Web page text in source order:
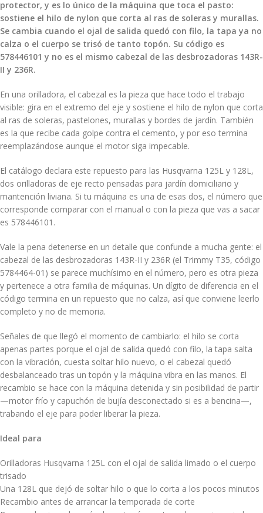
protector, y es lo único de la máquina que toca el pasto:
sostiene el hilo de nylon que corta al ras de soleras y murallas.
Se cambia cuando el ojal de salida quedó con filo, la tapa ya no
calza o el cuerpo se trisó de tanto topón. Su código es
578446101 y no es el mismo cabezal de las desbrozadoras 143R-
II y 236R.
En una orilladora, el cabezal es la pieza que hace todo el trabajo
visible: gira en el extremo del eje y sostiene el hilo de nylon que corta
al ras de soleras, pastelones, murallas y bordes de jardín. También
es la que recibe cada golpe contra el cemento, y por eso termina
reemplazándose aunque el motor siga impecable.
El catálogo declara este repuesto para las Husqvarna 125L y 128L,
dos orilladoras de eje recto pensadas para jardín domiciliario y
mantención liviana. Si tu máquina es una de esas dos, el número que
corresponde comparar con el manual o con la pieza que vas a sacar
es 578446101.
Vale la pena detenerse en un detalle que confunde a mucha gente: el
cabezal de las desbrozadoras 143R-II y 236R (el Trimmy T35, código
5784464-01) se parece muchísimo en el número, pero es otra pieza
y pertenece a otra familia de máquinas. Un dígito de diferencia en el
código termina en un repuesto que no calza, así que conviene leerlo
completo y no de memoria.
Señales de que llegó el momento de cambiarlo: el hilo se corta
apenas partes porque el ojal de salida quedó con filo, la tapa salta
con la vibración, cuesta soltar hilo nuevo, o el cabezal quedó
desbalanceado tras un topón y la máquina vibra en las manos. El
recambio se hace con la máquina detenida y sin posibilidad de partir
—motor frío y capuchón de bujía desconectado si es a bencina—,
trabando el eje para poder liberar la pieza.
Ideal para
Orilladoras Husqvarna 125L con el ojal de salida limado o el cuerpo
trisado
Una 128L que dejó de soltar hilo o que lo corta a los pocos minutos
Recambio antes de arrancar la temporada de corte